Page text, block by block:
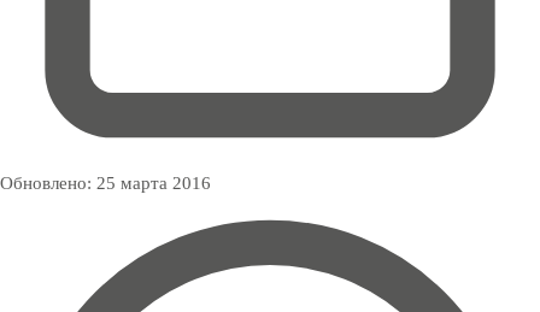
Обновлено: 25 марта 2016